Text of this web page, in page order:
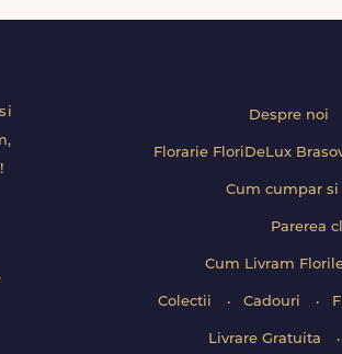
Despre noi
Florarie FloriDeLux
Cum cumpar
Parerea
Cum Livram
Colectii Cadouri
Livrare Gratuita